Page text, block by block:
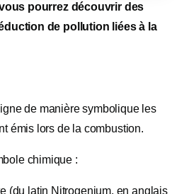
pourrez découvrir des
de pollution liées à la
de manière symbolique les
émis lors de la combustion.
chimique :
(du latin Nitrogenium, en anglais